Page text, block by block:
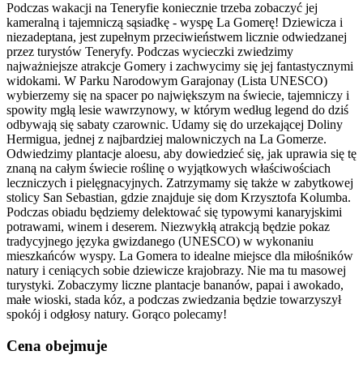
Podczas wakacji na Teneryfie koniecznie trzeba zobaczyć jej
kameralną i tajemniczą sąsiadkę - wyspę La Gomerę! Dziewicza i
niezadeptana, jest zupełnym przeciwieństwem licznie odwiedzanej
przez turystów Teneryfy. Podczas wycieczki zwiedzimy
najważniejsze atrakcje Gomery i zachwycimy się jej fantastycznymi
widokami. W Parku Narodowym Garajonay (Lista UNESCO)
wybierzemy się na spacer po największym na świecie, tajemniczy i
spowity mgłą lesie wawrzynowy, w którym według legend do dziś
odbywają się sabaty czarownic. Udamy się do urzekającej Doliny
Hermigua, jednej z najbardziej malowniczych na La Gomerze.
Odwiedzimy plantacje aloesu, aby dowiedzieć się, jak uprawia się tę
znaną na całym świecie roślinę o wyjątkowych właściwościach
leczniczych i pielęgnacyjnych. Zatrzymamy się także w zabytkowej
stolicy San Sebastian, gdzie znajduje się dom Krzysztofa Kolumba.
Podczas obiadu będziemy delektować się typowymi kanaryjskimi
potrawami, winem i deserem. Niezwykłą atrakcją będzie pokaz
tradycyjnego języka gwizdanego (UNESCO) w wykonaniu
mieszkańców wyspy. La Gomera to idealne miejsce dla miłośników
natury i ceniących sobie dziewicze krajobrazy. Nie ma tu masowej
turystyki. Zobaczymy liczne plantacje bananów, papai i awokado,
małe wioski, stada kóz, a podczas zwiedzania będzie towarzyszył
spokój i odgłosy natury. Gorąco polecamy!
Cena obejmuje